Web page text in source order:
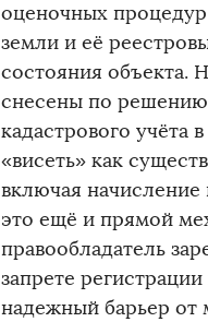
оценочных
земли и её
состояния объекта.
снесены по решению
кадастрового учёта
«висеть» как
включая
это ещё и прямой
правообладатель
запрете
надежный барьер от